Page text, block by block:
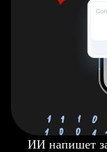
ИИ напишет